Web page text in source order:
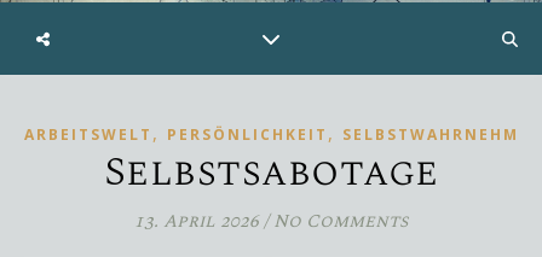
ARBEITSWELT , PERSÖNLICHKEIT ,
Selbstsabotage
13. April 2026/ No Comments